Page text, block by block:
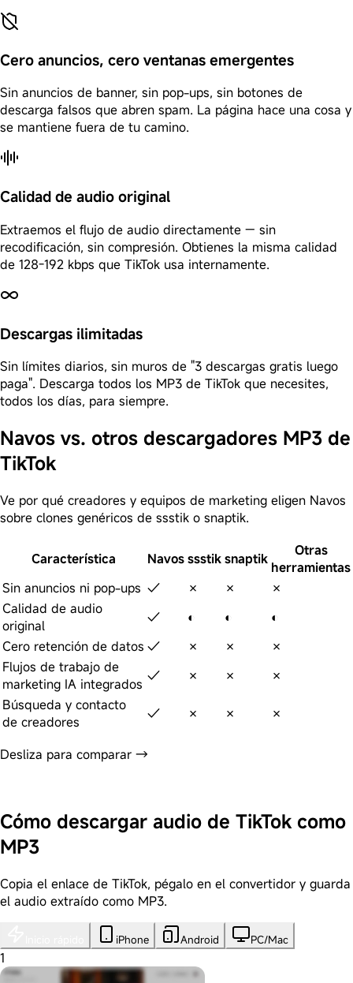
Cero anuncios, cero ventanas emergentes
Sin anuncios de banner, sin pop-ups, sin botones de
descarga falsos que abren spam. La página hace una cosa y
se mantiene fuera de tu camino.
Calidad de audio original
Extraemos el flujo de audio directamente — sin
recodificación, sin compresión. Obtienes la misma calidad
de 128-192 kbps que TikTok usa internamente.
Descargas ilimitadas
Sin límites diarios, sin muros de "3 descargas gratis luego
paga". Descarga todos los MP3 de TikTok que necesites,
todos los días, para siempre.
Navos vs. otros descargadores MP3 de
TikTok
Ve por qué creadores y equipos de marketing eligen Navos
sobre clones genéricos de ssstik o snaptik.
Característica Navosssstiksnaptik
Otras
herramientas
Sin anuncios ni pop-ups ✓ ✗ ✗
✗
Calidad de audio
original
✓ ◐ ◐
◐
Cero retención de datos ✓ ✗ ✗
✗
Flujos de trabajo de
marketing IA integrados ✓ ✗ ✗
✗
Búsqueda y contacto
de creadores
✓ ✗ ✗ ✗
Desliza para comparar →
Cómo descargar audio de TikTok como
MP3
Copia el enlace de TikTok, pégalo en el convertidor y guarda
el audio extraído como MP3.
iPhone Android PC/Mac
1